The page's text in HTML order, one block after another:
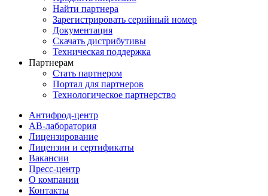
Найти партнера
Зарегистрировать серийный номер
Документация
Скачать дистрибутивы
Техническая поддержка
Партнерам
Стать партнером
Портал для партнеров
Технологическое партнерство
Антифрод-центр
АВ-лаборатория
Лицензирование
Лицензии и сертификаты
Вакансии
Пресс-центр
О компании
Контакты